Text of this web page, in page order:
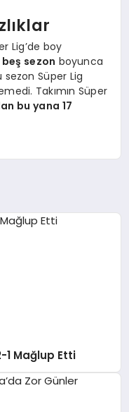
Lig’de boy
sezon boyunca
Süper Lig
Takımın Süper
bu yana 17
1 Mağlup Etti